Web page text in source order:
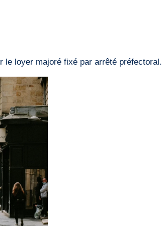
le loyer majoré fixé par arrêté préfectoral.